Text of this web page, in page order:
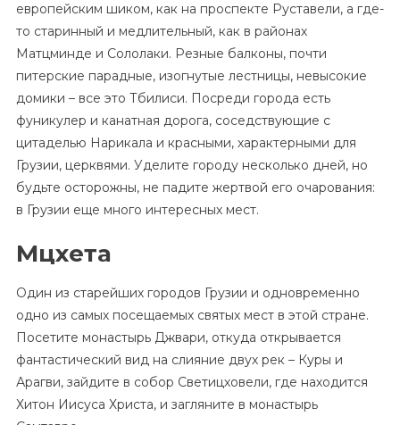
европейским шиком, как на проспекте Руставели, а где-
то старинный и медлительный, как в районах
Матцминде и Сололаки. Резные балконы, почти
питерские парадные, изогнутые лестницы, невысокие
домики – все это Тбилиси. Посреди города есть
фуникулер и канатная дорога, соседствующие с
цитаделью Нарикала и красными, характерными для
Грузии, церквями. Уделите городу несколько дней, но
будьте осторожны, не падите жертвой его очарования:
в Грузии еще много интересных мест.
Мцхета
Один из старейших городов Грузии и одновременно
одно из самых посещаемых святых мест в этой стране.
Посетите монастырь Джвари, откуда открывается
фантастический вид на слияние двух рек – Куры и
Арагви, зайдите в собор Светицховели, где находится
Хитон Иисуса Христа, и загляните в монастырь